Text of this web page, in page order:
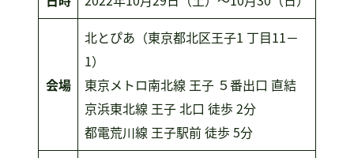
会場
北とぴあ（東京都北区王子1 丁目11－
1）
東京メトロ南北線 王子 ５番出口 直結
京浜東北線 王子 北口 徒歩 2分
都電荒川線 王子駅前 徒歩 5分